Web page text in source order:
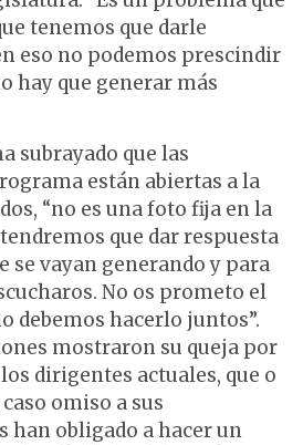
tenemos que darle
eso no podemos prescindir
hay que generar más
subrayado que las
están abiertas a la
“no es una foto fija en la
que dar respuesta
se vayan generando y para
No os prometo el
debemos hacerlo juntos”.
mostraron su queja por
dirigentes actuales, que o
omiso a sus
han obligado a hacer un